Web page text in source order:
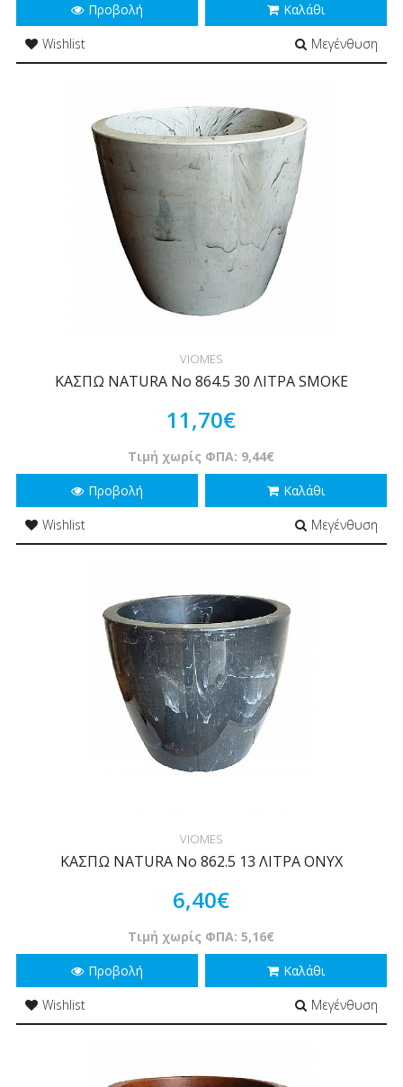
Προβολή
Καλάθι
Wishlist
Μεγένθυση
VIOMES
ΚΑΣΠΩ NATURA Νο 864.5 30 ΛΙΤΡΑ SMOKE
11,70€
Τιμή χωρίς ΦΠΑ: 9,44€
Προβολή
Καλάθι
Wishlist
Μεγένθυση
VIOMES
ΚΑΣΠΩ NATURA Νο 862.5 13 ΛΙΤΡΑ ONYX
6,40€
Τιμή χωρίς ΦΠΑ: 5,16€
Προβολή
Καλάθι
Wishlist
Μεγένθυση